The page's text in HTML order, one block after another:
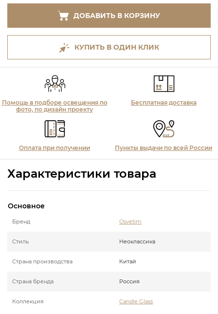
ДОБАВИТЬ В КОРЗИНУ
КУПИТЬ В ОДИН КЛИК
Помощь в подборе освещения по
фото, по дизайн проекту
Бесплатная доставка
Оплата при получении Пункты выдачи по всей России
Характеристики товара
Основное
Бренд Osvetim
Стиль Неоклассика
Страна производства Китай
Страна бренда Россия
Коллекция Candle Glass